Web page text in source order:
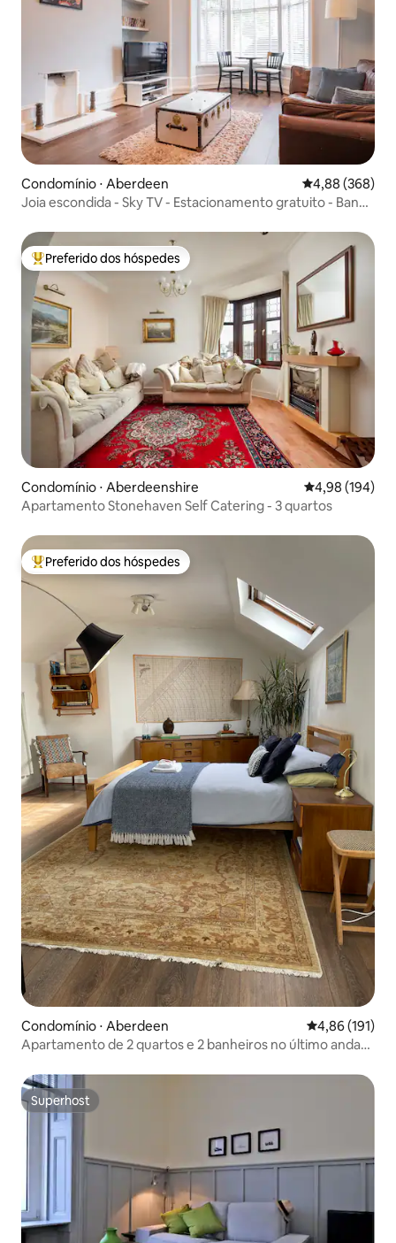
Condomínio ⋅ Aberdeen 4,88 de uma
4,88 (368)
Joia escondida - Sky TV - Estacionamento gratuito - Banda
Entre os melhores preferidos dos hóspedes
Preferido dos hóspedes
Condomínio ⋅ Aberdeenshire 4,98 de uma
4,98 (194)
Apartamento Stonehaven Self Catering - 3 quartos
Entre os melhores preferidos dos hóspedes
Preferido dos hóspedes
Condomínio ⋅ Aberdeen 4,86 de uma
4,86 (191)
Apartamento de 2 quartos e 2 banheiros no último andar
Superhost
Superhost